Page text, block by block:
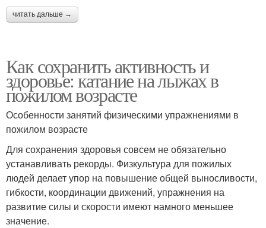
читать дальше →
Как сохранить активность и
здоровье: катание на лыжах в
пожилом возрасте
Особенности занятий физическими упражнениями в
пожилом возрасте
Для сохранения здоровья совсем не обязательно
устанавливать рекорды. Физкультура для пожилых
людей делает упор на повышение общей выносливости,
гибкости, координации движений, упражнения на
развитие силы и скорости имеют намного меньшее
значение.